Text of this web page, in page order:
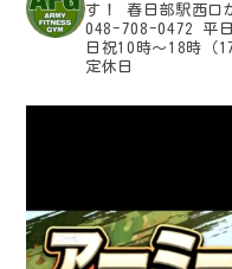
す！
春日部駅西口
048-708-0472
平
日祝10時〜18時（
定休日